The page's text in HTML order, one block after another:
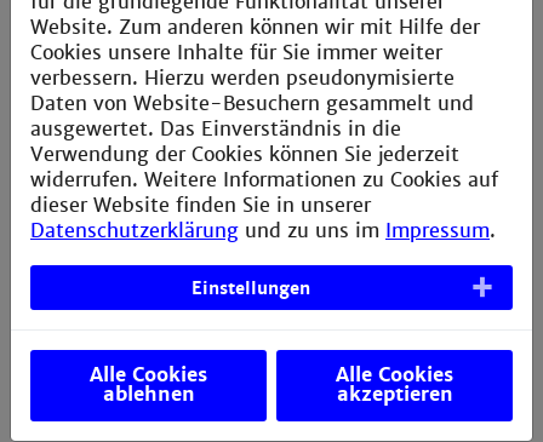
Die Bewerbungen sind zu senden an:
career@th-mannheim.de
Beteiligte Firmen
Die Stipendien
Einverständniserklärung (PDF)
Das Vergabeverfahren
Website. Zum anderen können wir mit Hilfe der
Cookies unsere Inhalte für Sie immer weiter
verbessern. Hierzu werden pseudonymisierte
Daten von Website-Besuchern gesammelt und
ausgewertet. Das Einverständnis in die
Verwendung der Cookies können Sie jederzeit
widerrufen. Weitere Informationen zu Cookies auf
dieser Website finden Sie in unserer
Datenschutzerklärung und zu uns im Impressum.
Einstellungen
Alle Cookies
ablehnen
Alle Cookies
akzeptieren